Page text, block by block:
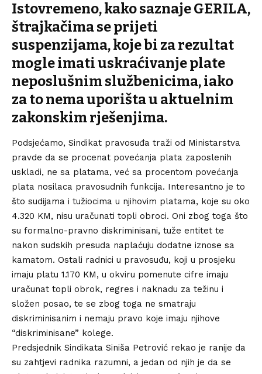
Istovremeno, kako saznaje GERILA,
štrajkačima se prijeti
suspenzijama, koje bi za rezultat
mogle imati uskraćivanje plate
neposlušnim službenicima, iako
za to nema uporišta u aktuelnim
zakonskim rješenjima.
Podsjećamo, Sindikat pravosuđa traži od Ministarstva
pravde da se procenat povećanja plata zaposlenih
uskladi, ne sa platama, već sa procentom povećanja
plata nosilaca pravosudnih funkcija. Interesantno je to
što sudijama i tužiocima u njihovim platama, koje su oko
4.320 KM, nisu uračunati topli obroci. Oni zbog toga što
su formalno-pravno diskriminisani, tuže entitet te
nakon sudskih presuda naplaćuju dodatne iznose sa
kamatom. Ostali radnici u pravosuđu, koji u prosjeku
imaju platu 1.170 KM, u okviru pomenute cifre imaju
uračunat topli obrok, regres i naknadu za težinu i
složen posao, te se zbog toga ne smatraju
diskriminisanim i nemaju pravo koje imaju njihove
“diskriminisane” kolege.
Predsjednik Sindikata Siniša Petrović rekao je ranije da
su zahtjevi radnika razumni, a jedan od njih je da se